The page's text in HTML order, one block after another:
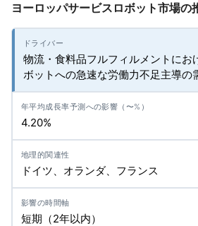
ヨーロッパサービスロボット市場の
物流・食料品フルフィルメントにお
ボットへの急速な労働力不足主導の
4.20%
ドイツ、オランダ、フランス
短期（2年以内）